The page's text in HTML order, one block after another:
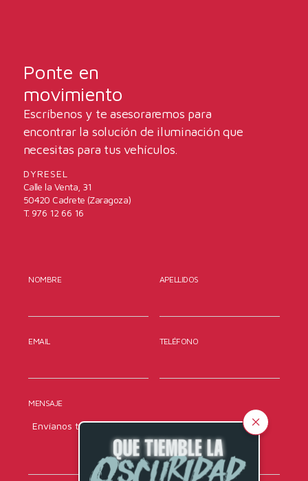
Ponte en
movimiento
Escríbenos y te asesoraremos para
encontrar la solución de iluminación que
necesitas para tus vehículos.
DYRESEL
Calle la Venta, 31
50420 Cadrete (Zaragoza)
T. 976 12 66 16
NOMBRE APELLIDOS
EMAIL TELÉFONO
MENSAJE